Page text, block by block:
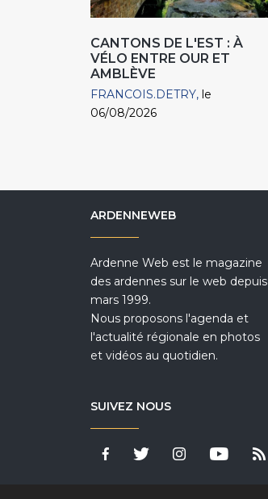
CANTONS DE L'EST : À
VÉLO ENTRE OUR ET
AMBLÈVE
FRANCOIS.DETRY le
06/08/2026
ARDENNEWEB
Ardenne Web est le magazine
des ardennes sur le web depuis
mars 1999.
Nous proposons l'agenda et
l'actualité régionale en photos
et vidéos au quotidien.
SUIVEZ NOUS